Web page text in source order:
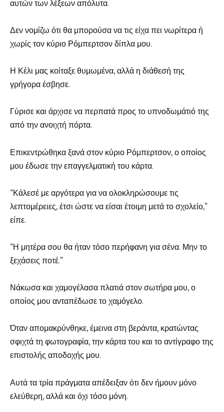
αυτών των λέξεων απόλυτα.
Δεν νομίζω ότι θα μπορούσα να τις είχα πει νωρίτερα ή
χωρίς τον κύριο Ρόμπερτσον δίπλα μου.
Η Κέλι μας κοίταξε θυμωμένα, αλλά η διάθεσή της
γρήγορα έσβησε.
Γύρισε και άρχισε να περπατά προς το υπνοδωμάτιό της
από την ανοιχτή πόρτα.
Επικεντρώθηκα ξανά στον κύριο Ρόμπερτσον, ο οποίος
μου έδωσε την επαγγελματική του κάρτα.
“Κάλεσέ με αργότερα για να ολοκληρώσουμε τις
λεπτομέρειες, έτσι ώστε να είσαι έτοιμη μετά το σχολείο,”
είπε.
“Η μητέρα σου θα ήταν τόσο περήφανη για σένα. Μην το
ξεχάσεις ποτέ.”
Νάκωσα και χαμογέλασα πλατιά στον σωτήρα μου, ο
οποίος μου ανταπέδωσε το χαμόγελο.
Όταν απομακρύνθηκε, έμεινα στη βεράντα, κρατώντας
σφιχτά τη φωτογραφία, την κάρτα του και το αντίγραφο της
επιστολής αποδοχής μου.
Αυτά τα τρία πράγματα απέδειξαν ότι δεν ήμουν μόνο
ελεύθερη, αλλά και όχι τόσο μόνη.